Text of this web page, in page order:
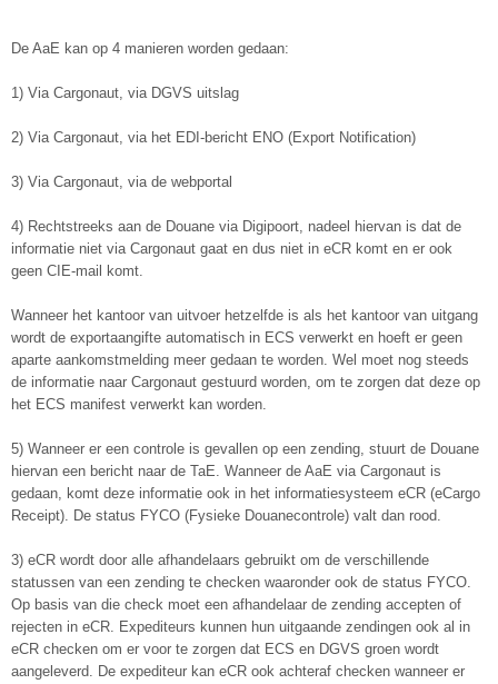
De AaE kan op 4 manieren worden gedaan:
1) Via Cargonaut, via DGVS uitslag
2) Via Cargonaut, via het EDI-bericht ENO (Export Notification)
3) Via Cargonaut, via de webportal
4) Rechtstreeks aan de Douane via Digipoort, nadeel hiervan is dat de
informatie niet via Cargonaut gaat en dus niet in eCR komt en er ook
geen CIE-mail komt.
Wanneer het kantoor van uitvoer hetzelfde is als het kantoor van uitgang
wordt de exportaangifte automatisch in ECS verwerkt en hoeft er geen
aparte aankomstmelding meer gedaan te worden. Wel moet nog steeds
de informatie naar Cargonaut gestuurd worden, om te zorgen dat deze op
het ECS manifest verwerkt kan worden.
5) Wanneer er een controle is gevallen op een zending, stuurt de Douane
hiervan een bericht naar de TaE. Wanneer de AaE via Cargonaut is
gedaan, komt deze informatie ook in het informatiesysteem eCR (eCargo
Receipt). De status FYCO (Fysieke Douanecontrole) valt dan rood.
3) eCR wordt door alle afhandelaars gebruikt om de verschillende
statussen van een zending te checken waaronder ook de status FYCO.
Op basis van die check moet een afhandelaar de zending accepten of
rejecten in eCR. Expediteurs kunnen hun uitgaande zendingen ook al in
eCR checken om er voor te zorgen dat ECS en DGVS groen wordt
aangeleverd. De expediteur kan eCR ook achteraf checken wanneer er